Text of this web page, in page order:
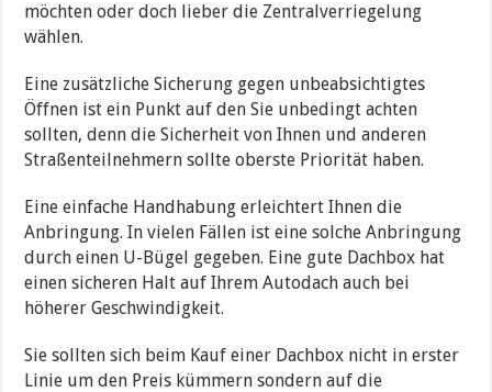
möchten oder doch lieber die Zentralverriegelung
wählen.
Eine zusätzliche Sicherung gegen unbeabsichtigtes
Öffnen ist ein Punkt auf den Sie unbedingt achten
sollten, denn die Sicherheit von Ihnen und anderen
Straßenteilnehmern sollte oberste Priorität haben.
Eine einfache Handhabung erleichtert Ihnen die
Anbringung. In vielen Fällen ist eine solche Anbringung
durch einen U-Bügel gegeben. Eine gute Dachbox hat
einen sicheren Halt auf Ihrem Autodach auch bei
höherer Geschwindigkeit.
Sie sollten sich beim Kauf einer Dachbox nicht in erster
Linie um den Preis kümmern sondern auf die